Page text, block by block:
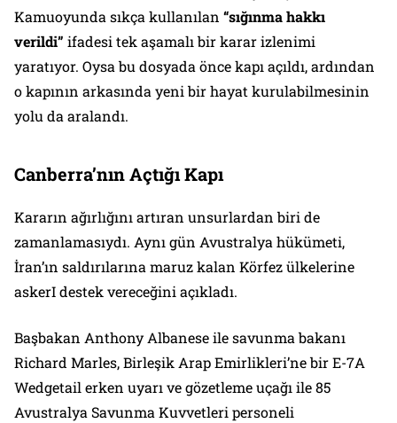
Kamuoyunda sıkça kullanılan “sığınma hakkı
verildi” ifadesi tek aşamalı bir karar izlenimi
yaratıyor. Oysa bu dosyada önce kapı açıldı, ardından
o kapının arkasında yeni bir hayat kurulabilmesinin
yolu da aralandı.
Canberra’nın Açtığı Kapı
Kararın ağırlığını artıran unsurlardan biri de
zamanlamasıydı. Aynı gün Avustralya hükümeti,
İran’ın saldırılarına maruz kalan Körfez ülkelerine
askerI destek vereceğini açıkladı.
Başbakan Anthony Albanese ile savunma bakanı
Richard Marles, Birleşik Arap Emirlikleri’ne bir E-7A
Wedgetail erken uyarı ve gözetleme uçağı ile 85
Avustralya Savunma Kuvvetleri personeli